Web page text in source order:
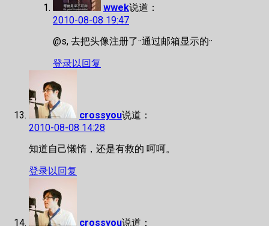
wwek说道：
2010-08-08 19:47
@s, 去把头像注册了··通过邮箱显示的··
登录以回复
crossyou说道：
2010-08-08 14:28
知道自己懒惰，还是有救的 呵呵。
登录以回复
crossyou说道：